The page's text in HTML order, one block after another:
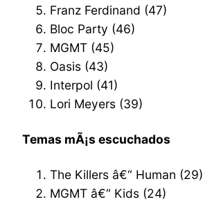
Franz Ferdinand (47)
Bloc Party (46)
MGMT (45)
Oasis (43)
Interpol (41)
Lori Meyers (39)
Temas mÃ¡s escuchados
The Killers â€“ Human (29)
MGMT â€“ Kids (24)